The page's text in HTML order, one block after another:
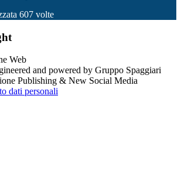
607 volte
and powered by Gruppo Spaggiari
Publishing & New Social Media
dati personali